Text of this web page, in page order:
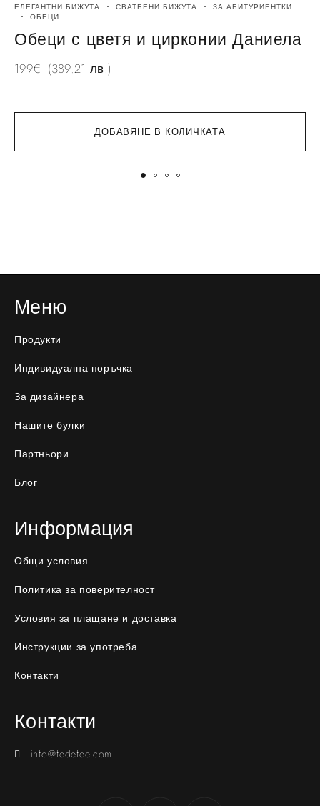
ДОБАВЯНЕ В КОЛИЧКАТА
ЕЛЕГАНТНИ БИЖУТА СВАТБЕНИ БИЖУТА
ЗА АБИТУРИЕНТКИ
ОБЕЦИ
Обеци с цветя и цирконии Даниела
199€ (389.21 лв.)
Меню
Продукти
Индивидуална поръчка
За дизайнера
Нашите булки
Партньори
Блог
Информация
Общи условия
Политика за поверителност
Условия за плащане и доставка
Инструкции за употреба
Контакти
Контакти
info@fedefee.com